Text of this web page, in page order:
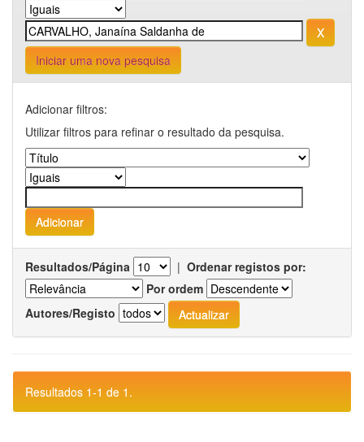
Iniciar uma nova pesquisa
Adicionar filtros:
Utilizar filtros para refinar o resultado da pesquisa.
Resultados/Página | Ordenar registos por:
Por ordem
Autores/Registo
Resultados 1-1 de 1.